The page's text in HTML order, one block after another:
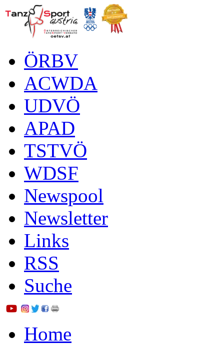
ÖRBV
ACWDA
UDVÖ
APAD
TSTVÖ
WDSF
Newspool
Newsletter
Links
RSS
Suche
Home